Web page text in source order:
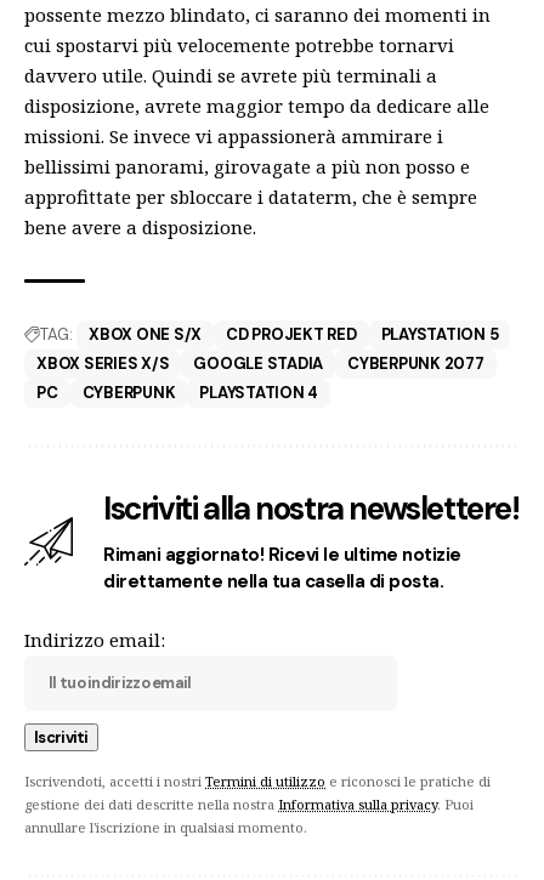
possente mezzo blindato, ci saranno dei momenti in
cui spostarvi più velocemente potrebbe tornarvi
davvero utile. Quindi se avrete più terminali a
disposizione, avrete maggior tempo da dedicare alle
missioni. Se invece vi appassionerà ammirare i
bellissimi panorami, girovagate a più non posso e
approfittate per sbloccare i dataterm, che è sempre
bene avere a disposizione.
TAG: XBOX ONE S/X CD PROJEKT RED
PLAYSTATION 5
XBOX SERIES X/S
GOOGLE STADIA
CYBERPUNK 2077
PC
CYBERPUNK PLAYSTATION 4
Iscriviti alla nostra newslettere!
Rimani aggiornato! Ricevi le ultime notizie
direttamente nella tua casella di posta.
Indirizzo email:
Iscrivendoti, accetti i nostri Termini di utilizzo e riconosci le pratiche di
gestione dei dati descritte nella nostra Informativa sulla privacy. Puoi
annullare l'iscrizione in qualsiasi momento.